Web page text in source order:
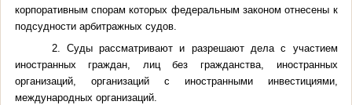
корпоративным спорам которых федеральным законом отнесены к
подсудности арбитражных судов.
2. Суды рассматривают и разрешают дела с участием
иностранных граждан, лиц без гражданства, иностранных
организаций, организаций с иностранными инвестициями,
международных организаций.